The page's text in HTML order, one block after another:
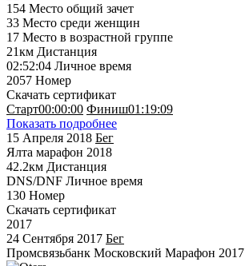
154 Место общий зачет
33 Место среди женщин
17 Место в возрастной группе
21км Дистанция
02:52:04 Личное время
2057 Номер
Скачать сертификат
Старт00:00:00 Финиш01:19:09
Показать подробнее
15 Апреля 2018 Бег
Ялта марафон 2018
42.2км Дистанция
DNS/DNF Личное время
130 Номер
Скачать сертификат
2017
24 Сентября 2017 Бег
Промсвязьбанк Московский Марафон 2017